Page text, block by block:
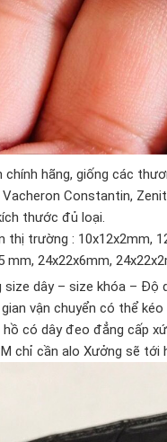
hãng, giống các
Constantin,
thước đủ loại.
trường : 10x12x2mm,
mm, 24x22x6mm,
dây – size khóa – Độ
vận chuyển có thể
có dây đeo đẳng cấp
chỉ cần alo Xưởng sẽ